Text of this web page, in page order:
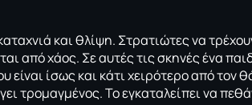
και θλίψη. Στρατιώτες να
από χάος. Σε αυτές τις σκηνές ένα
είναι ίσως και κάτι χειρότερο από τον
τρομαγμένος. Το εγκαταλείπει να